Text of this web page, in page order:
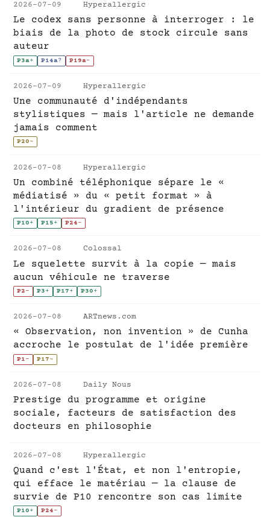
2026-07-09 Hyperallergic
Le codex sans personne à interroger : le
biais de la photo de stock circule sans
auteur
P3a+ P14a? P19a-
2026-07-09 Hyperallergic
Une communauté d'indépendants
stylistiques — mais l'article ne demande
jamais comment
P20~
2026-07-08 Hyperallergic
Un combiné téléphonique sépare le «
médiatisé » du « petit format » à
l'intérieur du gradient de présence
P10+ P15+ P24-
2026-07-08 Colossal
Le squelette survit à la copie — mais
aucun véhicule ne traverse
P2- P3+ P17+ P30+
2026-07-08 ARTnews.com
« Observation, non invention » de Cunha
accroche le postulat de l'idée première
P1- P17~
2026-07-08 Daily Nous
Prestige du programme et origine
sociale, facteurs de satisfaction des
docteurs en philosophie
2026-07-08 Hyperallergic
Quand c'est l'État, et non l'entropie,
qui efface le matériau — la clause de
survie de P10 rencontre son cas limite
P10+ P24-